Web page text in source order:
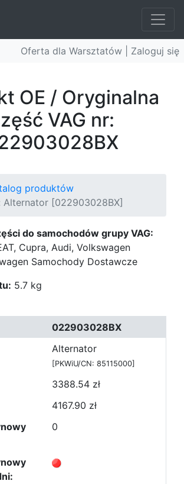
Oferta dla Warsztatów | Zaloguj się
OE / Oryginalna
VAG nr:
produktów
Alternator [022903028BX]
do samochodów grupy VAG:
Cupra, Audi, Volkswagen
Samochody Dostawcze
5.7 kg
022903028BX
Alternator
[PKWiU/CN: 85115000]
3388.54 zł
4167.90 zł
0